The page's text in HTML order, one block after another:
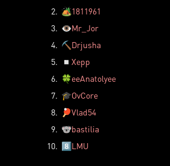
2. 🏕️1811961
3. 👁️Mr_Jor
4. ⛏️ Drjusha
5.
◽ Xepp
6. 🍀eeAnatolyee
7. 🎓OvCore
8.
🏓Vlad54
9. 🐨bastilia
10. 8️⃣LMU